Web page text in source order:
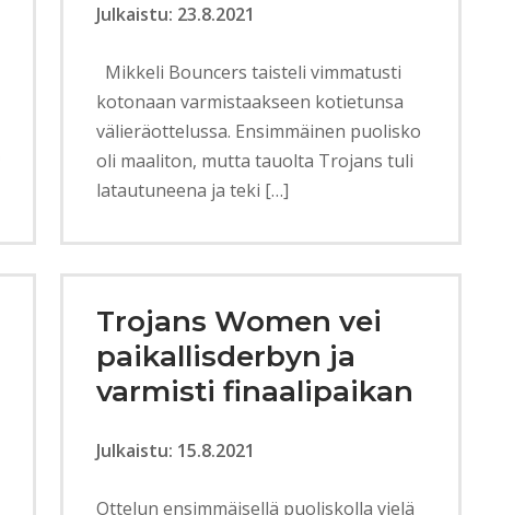
Julkaistu: 23.8.2021
Mikkeli Bouncers taisteli vimmatusti
kotonaan varmistaakseen kotietunsa
välieräottelussa. Ensimmäinen puolisko
oli maaliton, mutta tauolta Trojans tuli
latautuneena ja teki […]
Trojans Women vei
paikallisderbyn ja
varmisti finaalipaikan
Julkaistu: 15.8.2021
Ottelun ensimmäisellä puoliskolla vielä